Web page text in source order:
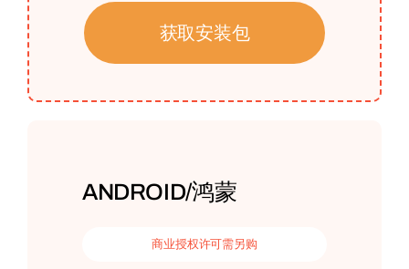
获取安装包
ANDROID/鸿蒙
商业授权许可需另购